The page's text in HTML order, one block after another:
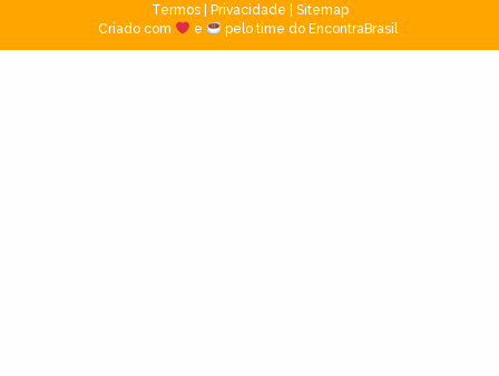
Termos| Privacidade
Sitemap
Criado com
e pelo time do EncontraBrasil